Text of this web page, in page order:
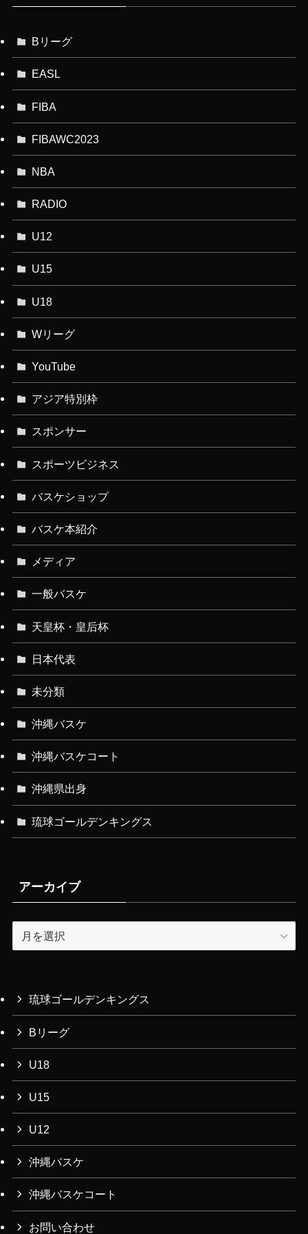
Bリーグ
EASL
FIBA
FIBAWC2023
NBA
RADIO
U12
U15
U18
Wリーグ
YouTube
アジア特別枠
スポンサー
スポーツビジネス
バスケショップ
バスケ本紹介
メディア
一般バスケ
天皇杯・皇后杯
日本代表
未分類
沖縄バスケ
沖縄バスケコート
沖縄県出身
琉球ゴールデンキングス
アーカイブ
ー
ブ
琉球ゴールデンキングス
Bリーグ
U18
U15
U12
沖縄バスケ
沖縄バスケコート
お問い合わせ